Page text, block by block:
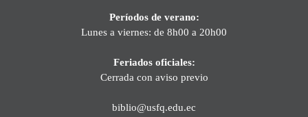
Períodos de verano:
Lunes a viernes: de 8h00 a 20h00
Feriados oficiales:
Cerrada con aviso previo
biblio@usfq.edu.ec